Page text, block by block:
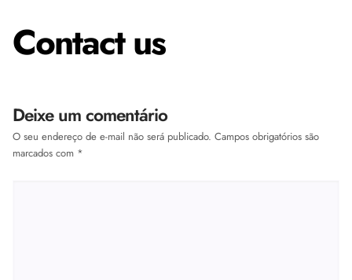
Contact us
Deixe um comentário
O seu endereço de e-mail não será publicado. Campos obrigatórios são
marcados com *